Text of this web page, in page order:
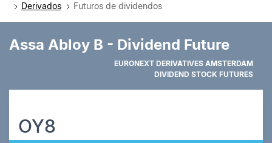
Derivados Futuros de dividendos
Assa Abloy B - Dividend Future
EURONEXT DERIVATIVES AMSTERDAM
DIVIDEND STOCK FUTURES
OY8